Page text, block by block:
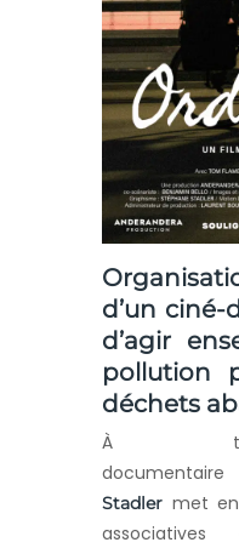
d’un
d’agir
pollution
déchets
À
Stadler met